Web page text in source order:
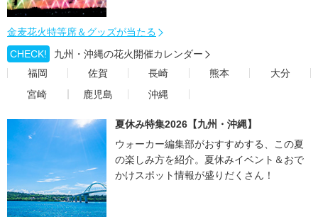
金麦花火特等席＆グッズが当たる
CHECK!
九州・沖縄の花火開催カレンダー
福岡
佐賀 長崎 熊本
大分
宮崎
鹿児島 沖縄
夏休み特集2026【九州・沖縄】
ウォーカー編集部がおすすめする、この夏
の楽しみ方を紹介。夏休みイベント＆おで
かけスポット情報が盛りだくさん！